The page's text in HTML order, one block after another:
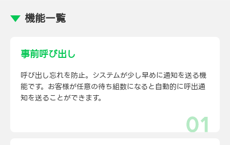
機能一覧
事前呼び出し
呼び出し忘れを防止。システムが少し早めに通知を送る機
能です。お客様が任意の待ち組数になると自動的に呼出通
知を送ることができます。